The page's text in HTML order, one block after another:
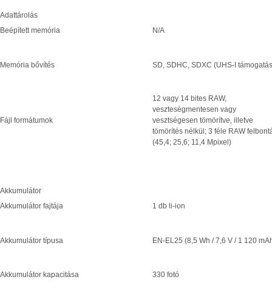
Adattárolás
Beépített memória
N/A
Memória bővítés SD, SDHC, SDXC (UHS-I
Fájl formátumok
12 vagy 14 bites RAW,
veszteségmentesen vagy
vesztségesen tömörítve, illetve
tömörítés nélkül; 3 féle RAW
(45,4; 25,6; 11,4 Mpixel)
Akkumulátor
Akkumulátor fajtája
1 db li-ion
Akkumulátor típusa EN-EL25 (8,5 Wh / 7,6 V / 1 120
Akkumulátor kapacitása 330 fotó